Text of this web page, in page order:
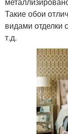
Такие обои
видами отделки
т.д.